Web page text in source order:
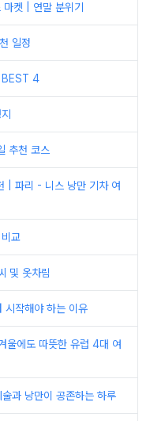
켓 | 연말 분위기
일정
BEST 4
추천 코스
| 파리 - 니스 낭만 기차 여
교
및 옷차림
시작해야 하는 이유
울에도 따뜻한 유럽 4대 여
과 낭만이 공존하는 하루